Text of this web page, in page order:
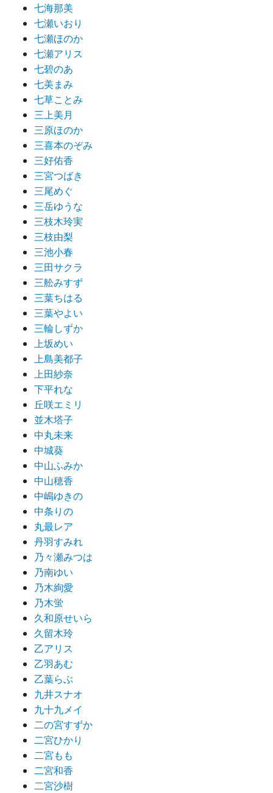
七海那美
七瀬いおり
七瀬ほのか
七瀬アリス
七碧のあ
七美まみ
七草ことみ
三上美月
三原ほのか
三喜本のぞみ
三好佑香
三宮つばき
三尾めぐ
三岳ゆうな
三枝木玲実
三枝由梨
三池小春
三田サクラ
三舩みすず
三葉ちはる
三葉やよい
三輪しずか
上坂めい
上島美都子
上田紗奈
下平れな
丘咲エミリ
並木塔子
中丸未来
中城葵
中山ふみか
中山穂香
中嶋ゆきの
中条りの
丸最レア
丹羽すみれ
乃々瀬みつは
乃南ゆい
乃木絢愛
乃木蛍
久和原せいら
久留木玲
乙アリス
乙羽あむ
乙葉らぶ
九井スナオ
九十九メイ
二の宮すずか
二宮ひかり
二宮もも
二宮和香
二宮沙樹